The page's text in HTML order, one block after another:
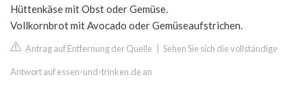
Hüttenkäse mit Obst oder Gemüse.
Vollkornbrot mit Avocado oder Gemüseaufstrichen.
Antrag auf Entfernung der Quelle Sehen Sie sich die vollständige
Antwort auf essen-und-trinken.de an